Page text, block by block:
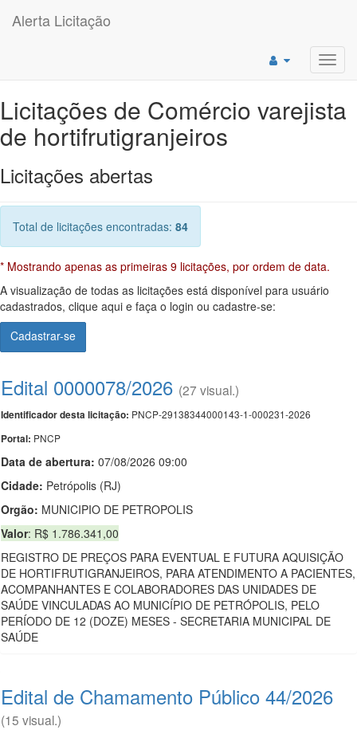
Alerta Licitação
Licitações de Comércio varejista
de hortifrutigranjeiros
Licitações abertas
Total de licitações encontradas: 84
* Mostrando apenas as primeiras 9 licitações, por ordem de data.
A visualização de todas as licitações está disponível para usuário
cadastrados, clique aqui e faça o login ou cadastre-se:
Cadastrar-se
Edital 0000078/2026 (27 visual.)
Identificador desta licitação: PNCP-29138344000143-1-000231-2026
Portal: PNCP
Data de abertura: 07/08/2026 09:00
Cidade: Petrópolis (RJ)
Orgão: MUNICIPIO DE PETROPOLIS
Valor: R$ 1.786.341,00
REGISTRO DE PREÇOS PARA EVENTUAL E FUTURA AQUISIÇÃO
DE HORTIFRUTIGRANJEIROS, PARA ATENDIMENTO A PACIENTES,
ACOMPANHANTES E COLABORADORES DAS UNIDADES DE
SAÚDE VINCULADAS AO MUNICÍPIO DE PETRÓPOLIS, PELO
PERÍODO DE 12 (DOZE) MESES - SECRETARIA MUNICIPAL DE
SAÚDE
Edital de Chamamento Público 44/2026
(15 visual.)